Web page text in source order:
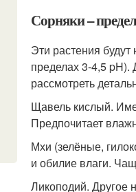
Сорняки –
Эти растения
пределах 3-4,5 pH).
рассмотреть
Щавель кислый.
Предпочитает
Мхи (зелёные,
и обилие влаги.
Ликоподий. Другое